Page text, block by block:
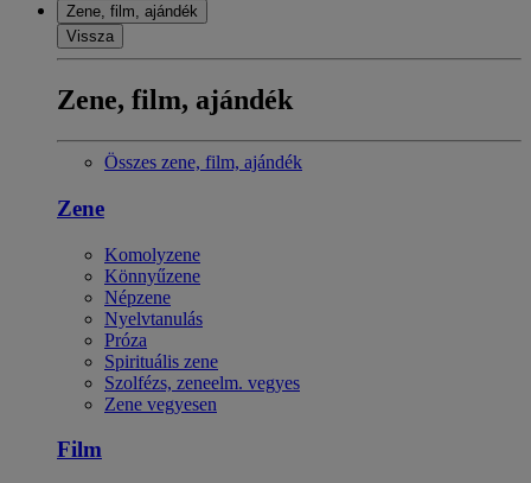
Zene, film, ajándék
Vissza
Zene, film, ajándék
Összes zene, film, ajándék
Zene
Komolyzene
Könnyűzene
Népzene
Nyelvtanulás
Próza
Spirituális zene
Szolfézs, zeneelm. vegyes
Zene vegyesen
Film